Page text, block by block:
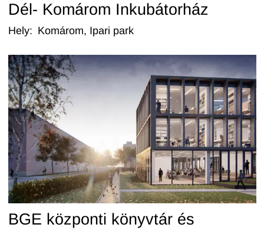
Dél- Komárom Inkubátorház
Hely: Komárom, Ipari park
BGE központi könyvtár és